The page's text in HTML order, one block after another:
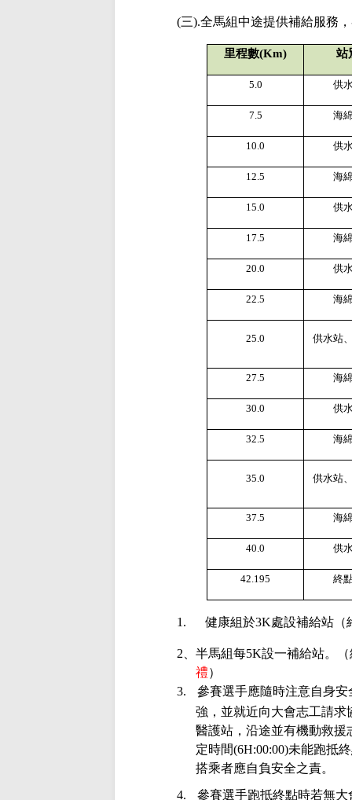
(三).全馬組中途提供補給服務
里程數(Km) 站
5.0 供
7.5 海
10.0 供
12.5 海
15.0 供
17.5 海
20.0 供
22.5 海
25.0 供水站
27.5 海
30.0 供
32.5 海
35.0 供水站
37.5 海
40.0 供
42.195 終
1. 健康組於3K處設補給站（
2 、半馬組每5K設一補給站。
禮）
3.
參賽選手應隨時注意自身
強，並就近向大會志工請求
醫護站，沿途並有機動救
定時間(6H:00:00)未能跑抵
搭乘者應自負安全之責。
4.
參賽選手跑抵終點時若無